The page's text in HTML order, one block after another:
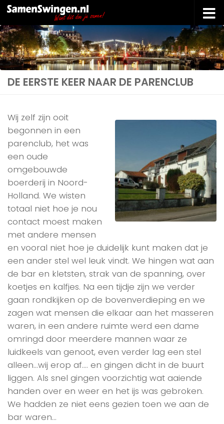
Doorgaan naar inhoud
DE EERSTE KEER NAAR DE PARENCLUB
Wij zelf zijn ooit
begonnen in een
parenclub, het was
een oude
omgebouwde
boerderij in Noord-
Holland. We wisten
totaal niet hoe je nou
contact moest maken
met andere mensen
en vooral niet hoe je duidelijk kunt maken dat je
een ander stel wel leuk vindt. We hingen wat aan
de bar en kletsten, strak van de spanning, over
koetjes en kalfjes. Na een tijdje zijn we verder
gaan rondkijken op de bovenverdieping en we
zagen wat mensen die elkaar aan het masseren
waren, in een andere ruimte werd een dame
omringd door meerdere mannen waar ze
luidkeels van genoot, even verder lag een stel
alleen…wij erop af…. en gingen dicht in de buurt
liggen. Als snel gingen voorzichtig wat aaiende
handen over en weer en het ijs was gebroken.
We hadden ze niet eens gezien toen we aan de
bar waren…